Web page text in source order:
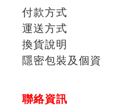
付款方式
運送方式
換貨說明
隱密包裝及個資
聯絡資訊